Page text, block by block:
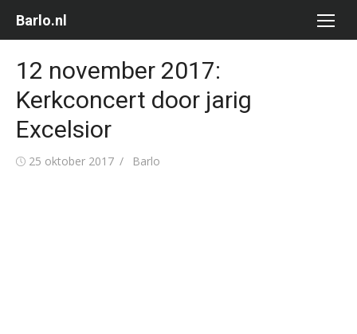
naar
inhoud
Barlo.nl
12 november 2017:
Kerkconcert door jarig
Excelsior
Gepubliceerd
25 oktober 2017 Auteur
Barlo